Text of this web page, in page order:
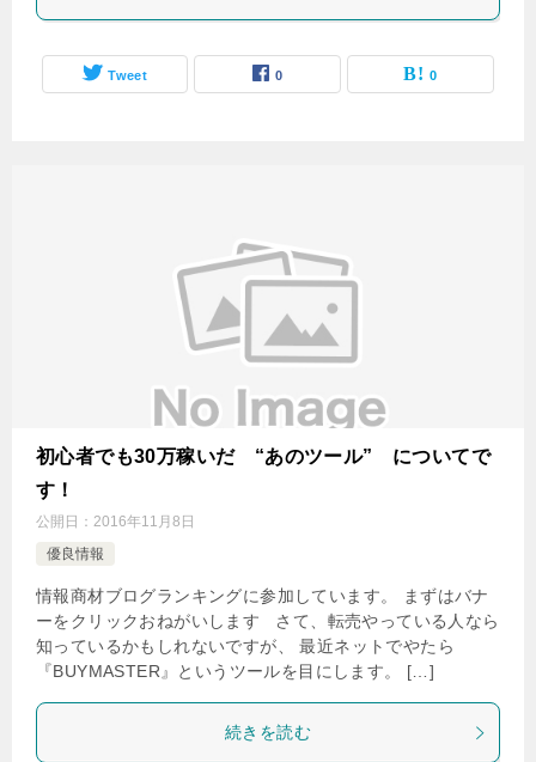
Tweet 0 0
初心者でも30万稼いだ “あのツール” についてで
す！
公開日： 2016年11月8日
優良情報
情報商材ブログランキングに参加しています。 まずはバナ
ーをクリックおねがいします さて、転売やっている人なら
知っているかもしれないですが、 最近ネットでやたら
『BUYMASTER』というツールを目にします。 […]
続きを読む